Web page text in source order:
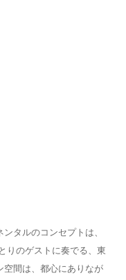
タルのコンセプトは、
りのゲストに奏でる、東
空間は、都心にありなが